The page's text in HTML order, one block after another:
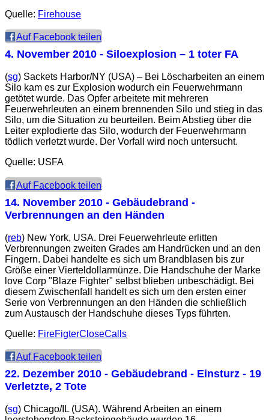
Quelle: Firehouse
Auf Facebook teilen
4. November 2010 - Siloexplosion – 1 toter FA
(sg) Sackets Harbor/NY (USA) – Bei Löscharbeiten an einem
Silo kam es zur Explosion wodurch ein Feuerwehrmann
getötet wurde. Das Opfer arbeitete mit mehreren
Feuerwehrleuten an einem brennenden Silo und stieg in das
Silo, um die Situation zu beurteilen. Beim Abstieg über die
Leiter explodierte das Silo, wodurch der Feuerwehrmann
tödlich verletzt wurde. Der Vorfall wird noch untersucht.
Quelle: USFA
Auf Facebook teilen
14. November 2010 - Gebäudebrand -
Verbrennungen an den Händen
(reb) New York, USA. Drei Feuerwehrleute erlitten
Verbrennungen zweiten Grades am Handrücken und an den
Fingern. Dabei handelte es sich um Brandblasen bis zur
Größe einer Vierteldollarmünze. Die Handschuhe der Marke
love Corp "Blaze Fighter" selbst blieben unbeschädigt. Bei
diesem Zwischenfall handelt es sich um den ersten einer
Serie von Verbrennungen an den Händen die schließlich
zum Austausch der Handschuhe dieses Typs führten.
Quelle: FireFigterCloseCalls
Auf Facebook teilen
22. Dezember 2010 - Gebäudebrand - Einsturz - 19
Verletzte, 2 Tote
(sg) Chicago/IL (USA). Während Arbeiten an einem